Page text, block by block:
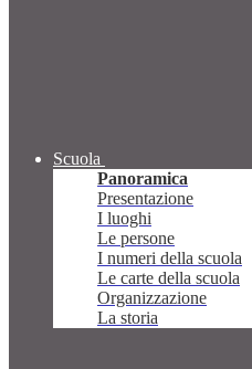
Scuola
Panoramica
Presentazione
I luoghi
Le persone
I numeri della scuola
Le carte della scuola
Organizzazione
La storia